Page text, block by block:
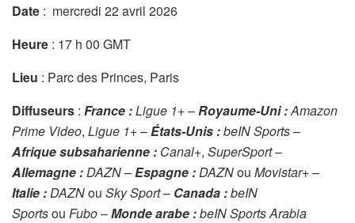
Date : mercredi 22 avril 2026
Heure : 17 h 00 GMT
Lieu : Parc des Princes, Paris
Diffuseurs : France :Ligue 1+–Royaume-Uni :Amazon
Prime Video, Ligue 1+–États-Unis :beIN Sports–
Afrique subsaharienne : Canal+, SuperSport–
Allemagne :DAZN–Espagne :DAZNou Movistar+–
Italie :DAZNou Sky Sport– Canada :beIN
Sportsou Fubo–Monde arabe :beIN Sports Arabia